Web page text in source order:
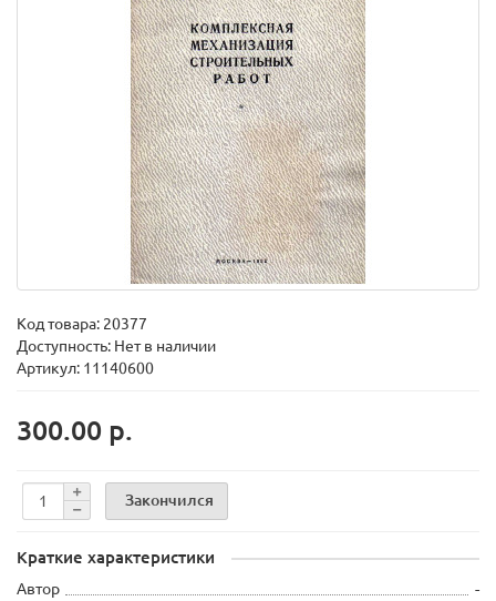
Код товара: 20377
Доступность: Нет в наличии
Артикул: 11140600
300.00 р.
Закончился
Краткие характеристики
Автор
-